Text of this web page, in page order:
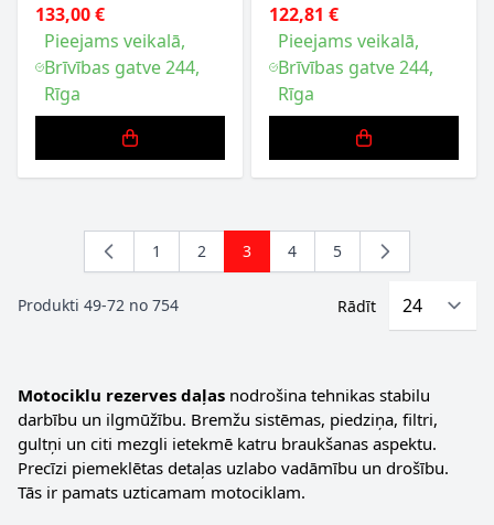
133,00 €
Pieejams veikalā,
Brīvības gatve 244,
Rīga
122,81 €
Pieejams veikalā,
Brīvības gatve 244,
Rīga
Produkti 49-72 no 754
Lapa
1 Lapa
2 You're currently reading page
3 Lapa
4 Lapa
5
Rādīt
Motociklu rezerves daļas nodrošina tehnikas stabilu
darbību un ilgmūžību. Bremžu sistēmas, piedziņa, filtri,
gultņi un citi mezgli ietekmē katru braukšanas aspektu.
Precīzi piemeklētas detaļas uzlabo vadāmību un drošību.
Tās ir pamats uzticamam motociklam.